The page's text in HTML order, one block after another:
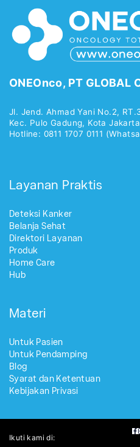
ONEOnco, PT GLOBAL
Jl. Jend. Ahmad Yani No.2,
Kec. Pulo Gadung, Kota
Hotline: 0811 1707 0111
Layanan Praktis
Deteksi Kanker
Belanja Sehat
Direktori Layanan
Produk
Home Care
Hub
Materi
Untuk Pasien
Untuk Pendamping
Blog
Syarat dan Ketentuan
Kebijakan Privasi
Ikuti kami di: